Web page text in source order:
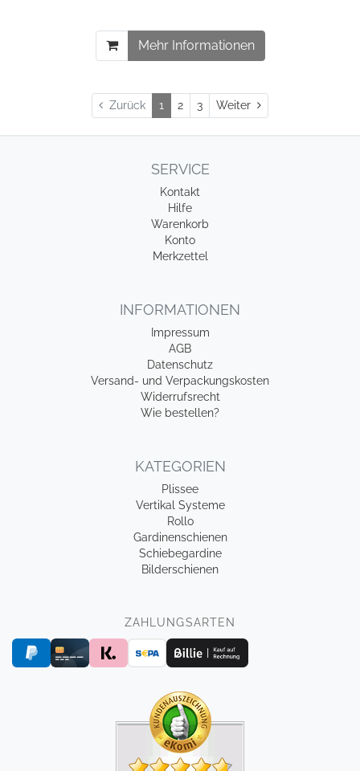
Mehr Informationen
Zurück 1 2 3 Weiter Weiter
SERVICE
Kontakt
Hilfe
Warenkorb
Konto
Merkzettel
INFORMATIONEN
Impressum
AGB
Datenschutz
Versand- und Verpackungskosten
Widerrufsrecht
Wie bestellen?
KATEGORIEN
Plissee
Vertikal Systeme
Rollo
Gardinenschienen
Schiebegardine
Bilderschienen
ZAHLUNGSARTEN